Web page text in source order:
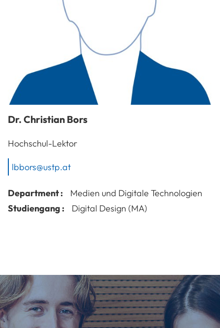
Dr. Christian Bors
Hochschul-Lektor
lbbors@ustp.at
Department :
Medien und Digitale Technologien
Studiengang :
Digital Design (MA)